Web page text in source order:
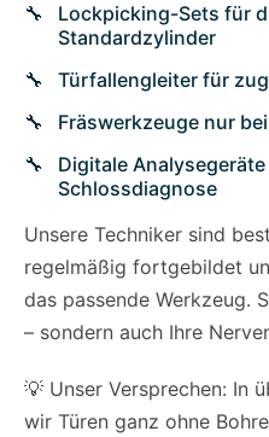
Lockpicking-Sets für
Standardzylinder
Türfallengleiter für
Fräswerkzeuge nur
Digitale
Schlossdiagnose
Unsere Techniker sind
regelmäßig fortgebildet
das passende Werkzeug.
– sondern auch Ihre
💡 Unser Versprechen: In
wir Türen ganz ohne